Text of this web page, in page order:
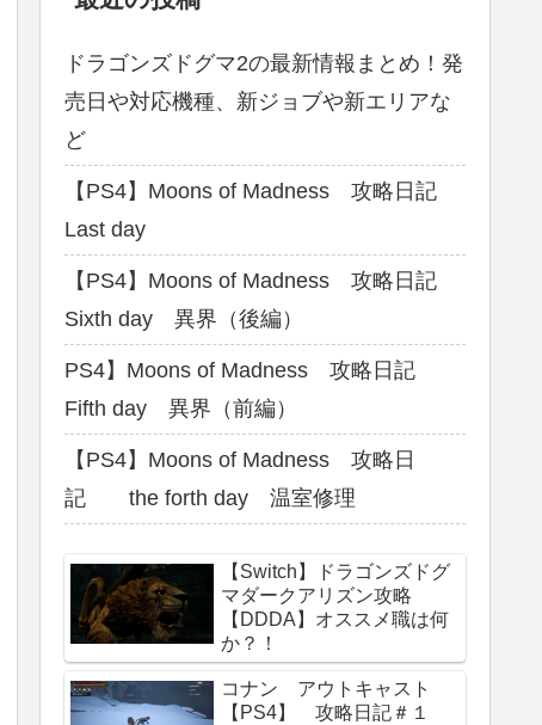
ドラゴンズドグマ2の最新情報まとめ！発
売日や対応機種、新ジョブや新エリアな
ど
【PS4】Moons of Madness 攻略日記
Last day
【PS4】Moons of Madness 攻略日記
Sixth day 異界（後編）
PS4】Moons of Madness 攻略日記
Fifth day 異界（前編）
【PS4】Moons of Madness 攻略日
記 the forth day 温室修理
【Switch】ドラゴンズドグ
マダークアリズン攻略
【DDDA】オススメ職は何
か？！
コナン アウトキャスト
【PS4】 攻略日記＃１